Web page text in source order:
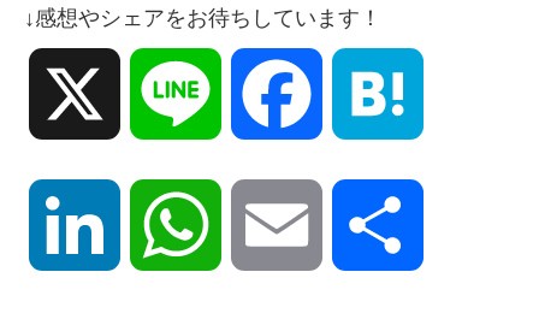
↓感想やシェアをお待ちしています！
Line Facebook
LinkedIn WhatsApp Email